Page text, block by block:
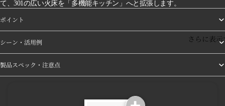
さらに表
て、301の広い火床を「多機能キッチン」へと拡張します。
ポイント
シーン・活用例
製品スペック・注意点